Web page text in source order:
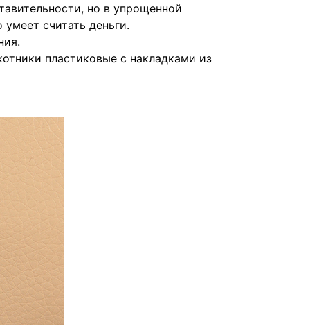
но в упрощенной
считать деньги.
пластиковые с накладками из